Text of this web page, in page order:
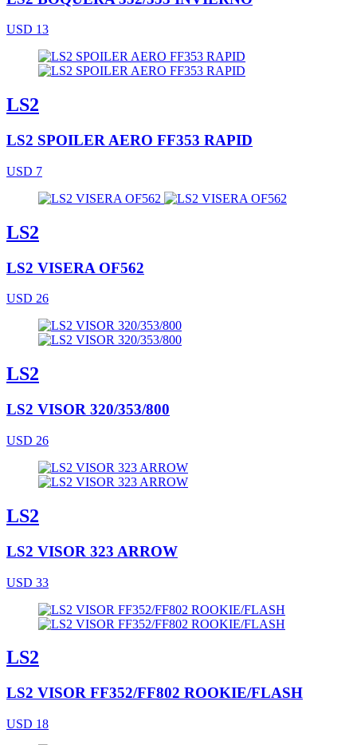
USD 13
LS2
LS2 SPOILER AERO FF353 RAPID
USD 7
LS2
LS2 VISERA OF562
USD 26
LS2
LS2 VISOR 320/353/800
USD 26
LS2
LS2 VISOR 323 ARROW
USD 33
LS2
LS2 VISOR FF352/FF802 ROOKIE/FLASH
USD 18